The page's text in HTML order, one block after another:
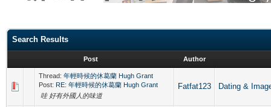
Search Results
Post Author
Thread: 年輕時候的休葛蘭 Hugh Grant
Post: RE: 年輕時候的休葛蘭 Hugh Grant
哇 好有外國人的味道
Fatfat123 Dating &